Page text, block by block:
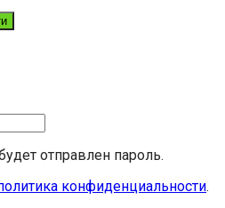
отправлен пароль.
конфиденциальности.